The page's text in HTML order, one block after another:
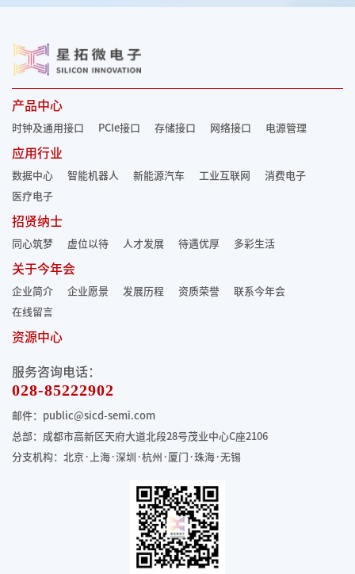
产品中心
时钟及通用接口 PCIe接口 存储接口 网络接口 电源管理
应用行业
数据中心 智能机器人 新能源汽车 工业互联网
消费电子
医疗电子
招贤纳士
同心筑梦 虚位以待 人才发展 待遇优厚 多彩生活
关于今年会
企业简介 企业愿景 发展历程 资质荣誉
联系今年会
在线留言
资源中心
服务咨询电话：
028-85222902
邮件：public@sicd-semi.com
总部：成都市高新区天府大道北段28号茂业中心C座2106
分支机构：北京·上海·深圳·杭州·厦门·珠海·无锡